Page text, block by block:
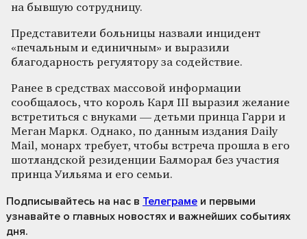
на бывшую сотрудницу.
Представители больницы назвали инцидент
«печальным и единичным» и выразили
благодарность регулятору за содействие.
Ранее в средствах массовой информации
сообщалось, что король Карл III выразил желание
встретиться с внуками — детьми принца Гарри и
Меган Маркл. Однако, по данным издания Daily
Mail, монарх требует, чтобы встреча прошла в его
шотландской резиденции Балморал без участия
принца Уильяма и его семьи.
Подписывайтесь на нас в Телеграме и первыми
узнавайте о главных новостях и важнейших событиях
дня.